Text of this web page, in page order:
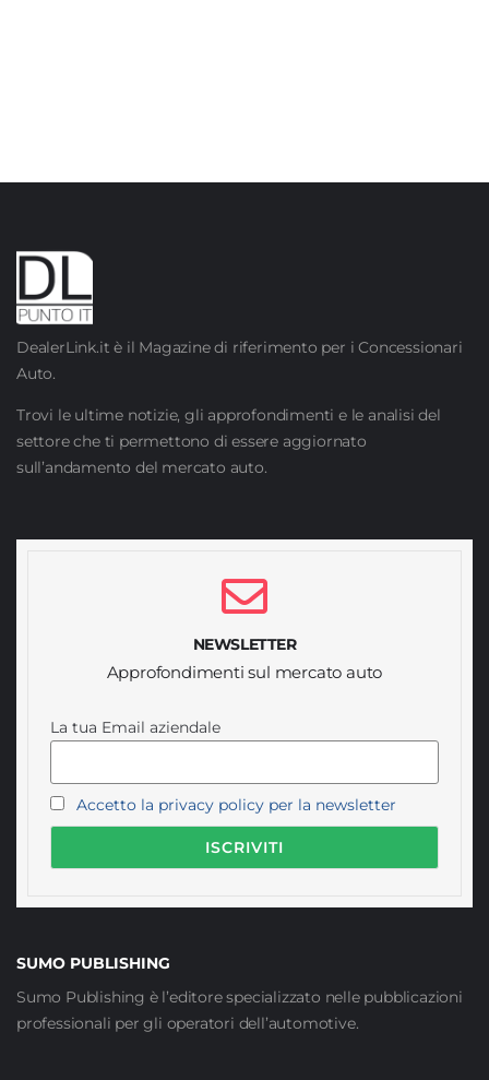
DealerLink.it è il Magazine di riferimento per i Concessionari
Auto.
Trovi le ultime notizie, gli approfondimenti e le analisi del
settore che ti permettono di essere aggiornato
sull’andamento del mercato auto.
NEWSLETTER
Approfondimenti sul mercato auto
La tua Email aziendale
Accetto la privacy policy per la newsletter
SUMO PUBLISHING
Sumo Publishing è l’editore specializzato nelle pubblicazioni
professionali per gli operatori dell’automotive.